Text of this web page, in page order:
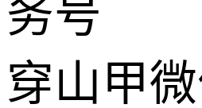
穿山甲